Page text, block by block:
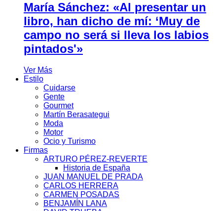
María Sánchez: «Al presentar un
libro, han dicho de mí: ‘Muy de
campo no será si lleva los labios
pintados'»
Ver Más
Estilo
Cuidarse
Gente
Gourmet
Martín Berasategui
Moda
Motor
Ocio y Turismo
Firmas
ARTURO PÉREZ-REVERTE
Historia de España
JUAN MANUEL DE PRADA
CARLOS HERRERA
CARMEN POSADAS
BENJAMÍN LANA